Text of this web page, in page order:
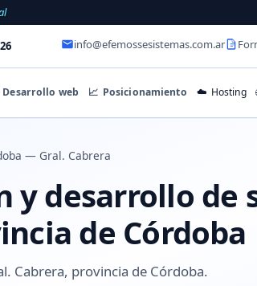
info@efemossesistemas.com.ar
Desarrollo web 📈 Posicionamiento ☁️ Hosting
— Gral. Cabrera
y desarrollo de
de Córdoba
Cabrera, provincia de Córdoba.